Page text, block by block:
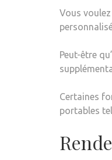
Vous
Peut-être
Certaines
portables